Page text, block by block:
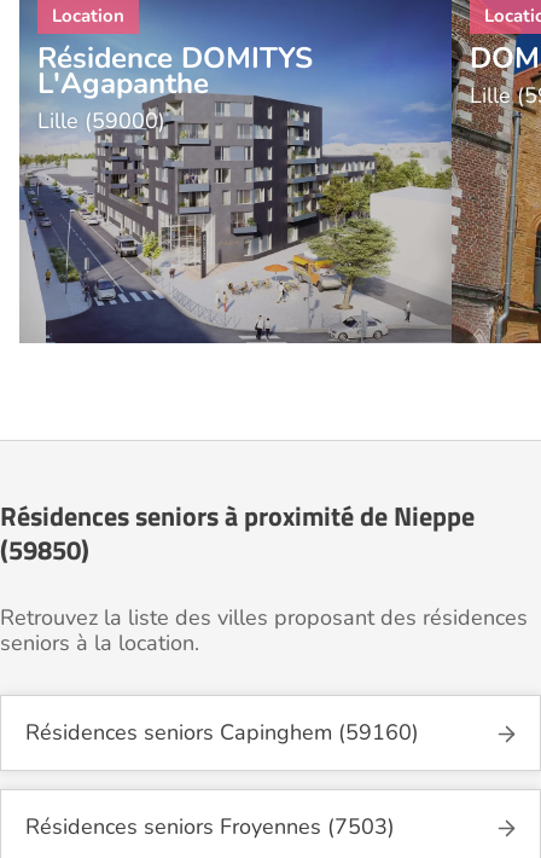
Résidence DOMITYS
L'Agapanthe
Lille (59000)
Lille
Résidences seniors à proximité de Nieppe
(59850)
Retrouvez la liste des villes proposant des résidences
seniors à la location.
Résidences seniors Capinghem (59160)
Résidences seniors Froyennes (7503)